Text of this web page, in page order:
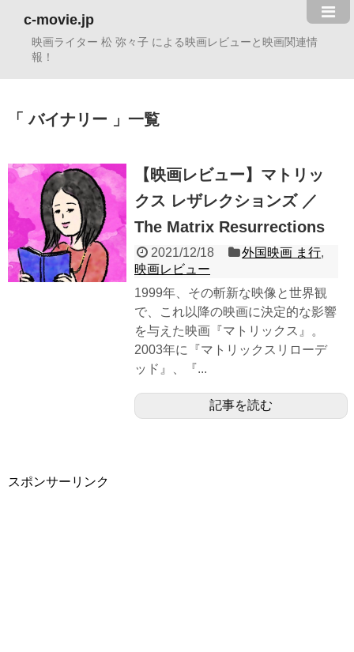
c-movie.jp
映画ライター 松 弥々子 による映画レビューと映画関連情
報！
バイナリー 一覧
【映画レビュー】マトリッ
クス レザレクションズ ／
The Matrix Resurrections
2021/12/18 外国映画 ま行,
映画レビュー
1999年、その斬新な映像と世界観
で、これ以降の映画に決定的な影響
を与えた映画『マトリックス』。
2003年に『マトリックスリローデ
ッド』、『...
記事を読む
スポンサーリンク